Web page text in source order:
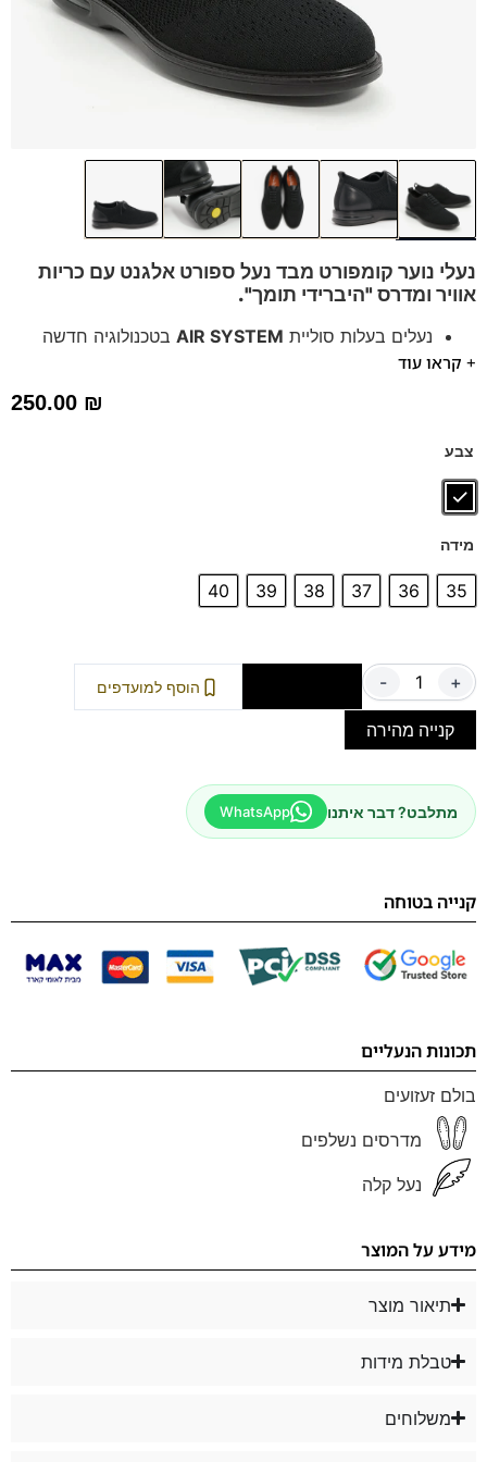
נעלי נוער קומפורט מבד נעל ספורט אלגנט עם כריות
אוויר ומדרס "היברידי תומך".
נעלים בעלות סוליית AIR SYSTEM בטכנולוגיה חדשה
אייר באג בולם זעזועים
דגם זה מגיע גם במידות 39-46 לחץ כאן
+ קראו עוד
250.00 ₪
צבע
מידה
35
36
37
38
39
40
- + הוסף למועדפים
קנייה מהירה
מתלבט? דבר איתנו WhatsApp
קנייה בטוחה
תכונות הנעליים
בולם זעזועים
מדרסים נשלפים
נעל קלה
מידע על המוצר
תיאור מוצר
טבלת מידות
משלוחים